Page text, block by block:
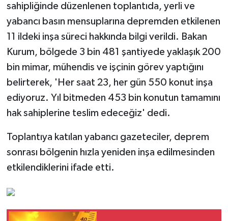
sahipliğinde düzenlenen toplantıda, yerli ve
yabancı basın mensuplarına depremden etkilenen
11 ildeki inşa süreci hakkında bilgi verildi. Bakan
Kurum, bölgede 3 bin 481 şantiyede yaklaşık 200
bin mimar, mühendis ve işçinin görev yaptığını
belirterek, 'Her saat 23, her gün 550 konut inşa
ediyoruz. Yıl bitmeden 453 bin konutun tamamını
hak sahiplerine teslim edeceğiz' dedi.
Toplantıya katılan yabancı gazeteciler, deprem
sonrası bölgenin hızla yeniden inşa edilmesinden
etkilendiklerini ifade etti.